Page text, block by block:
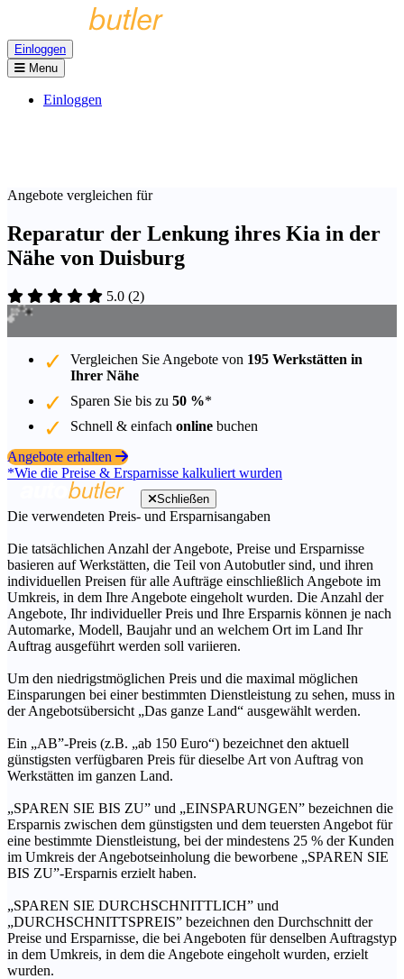
Einloggen
Menu
Einloggen
Angebote vergleichen für
Reparatur der Lenkung ihres Kia in der
Nähe von Duisburg
5.0 (2)
Vergleichen Sie Angebote von 195 Werkstätten in
Ihrer Nähe
Sparen Sie bis zu 50 %*
Schnell & einfach online buchen
Angebote erhalten
*Wie die Preise & Ersparnisse kalkuliert wurden
Schließen
Die verwendeten Preis- und Ersparnisangaben
Die tatsächlichen Anzahl der Angebote, Preise und Ersparnisse
basieren auf Werkstätten, die Teil von Autobutler sind, und ihren
individuellen Preisen für alle Aufträge einschließlich Angebote im
Umkreis, in dem Ihre Angebote eingeholt wurden. Die Anzahl der
Angebote, Ihr individueller Preis und Ihre Ersparnis können je nach
Automarke, Modell, Baujahr und an welchem Ort im Land Ihr
Auftrag ausgeführt werden soll variieren.
Um den niedrigstmöglichen Preis und die maximal möglichen
Einsparungen bei einer bestimmten Dienstleistung zu sehen, muss in
der Angebotsübersicht „Das ganze Land“ ausgewählt werden.
Ein „AB”-Preis (z.B. „ab 150 Euro“) bezeichnet den aktuell
günstigsten verfügbaren Preis für dieselbe Art von Auftrag von
Werkstätten im ganzen Land.
„SPAREN SIE BIS ZU” und „EINSPARUNGEN” bezeichnen die
Ersparnis zwischen dem günstigsten und dem teuersten Angebot für
eine bestimmte Dienstleistung, bei der mindestens 25 % der Kunden
im Umkreis der Angebotseinholung die beworbene „SPAREN SIE
BIS ZU”-Ersparnis erzielt haben.
„SPAREN SIE DURCHSCHNITTLICH” und
„DURCHSCHNITTSPREIS” bezeichnen den Durchschnitt der
Preise und Ersparnisse, die bei Angeboten für denselben Auftragstyp
in dem Umkreis, in dem die Angebote eingeholt wurden, erzielt
wurden.